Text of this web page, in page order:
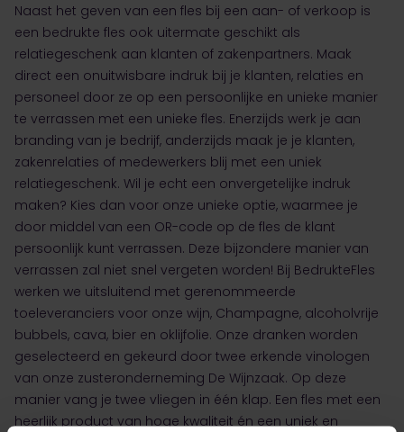
Naast het geven van een fles bij een aan- of verkoop is
een bedrukte fles ook uitermate geschikt als
relatiegeschenk aan klanten of zakenpartners. Maak
direct een onuitwisbare indruk bij je klanten, relaties en
personeel door ze op een persoonlijke en unieke manier
te verrassen met een unieke fles. Enerzijds werk je aan
branding van je bedrijf, anderzijds maak je je klanten,
zakenrelaties of medewerkers blij met een uniek
relatiegeschenk. Wil je echt een onvergetelijke indruk
maken? Kies dan voor onze unieke optie, waarmee je
door middel van een OR-code op de fles de klant
persoonlijk kunt verrassen. Deze bijzondere manier van
verrassen zal niet snel vergeten worden! Bij BedrukteFles
werken we uitsluitend met gerenommeerde
toeleveranciers voor onze wijn, Champagne, alcoholvrije
bubbels, cava, bier en oklijfolie. Onze dranken worden
geselecteerd en gekeurd door twee erkende vinologen
van onze zusteronderneming De Wijnzaak. Op deze
manier vang je twee vliegen in één klap. Een fles met een
heerlijk product van hoge kwaliteit én een uniek en